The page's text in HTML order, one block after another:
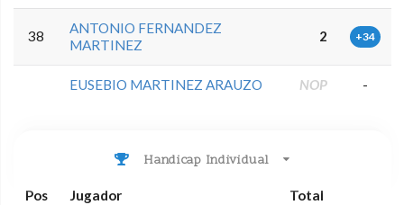
38
ANTONIO FERNANDEZ
MARTINEZ
2 +34
EUSEBIO MARTINEZ ARAUZO NOP -
Handicap Individual
Pos Jugador Total